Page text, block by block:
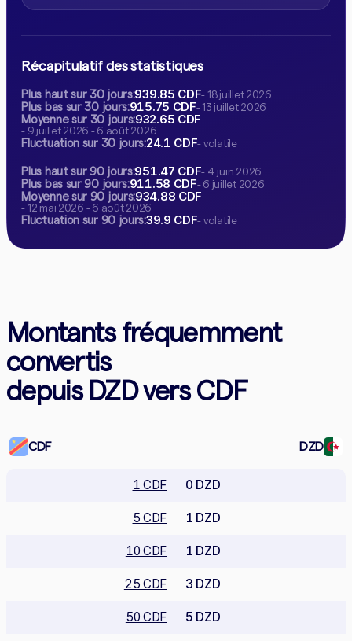
Récapitulatif des statistiques
Plus haut sur 30 jours:939.85 CDF- 18 juillet 2026
Plus bas sur 30 jours:915.75 CDF- 13 juillet 2026
Moyenne sur 30 jours:932.65 CDF
- 9 juillet 2026 - 6 août 2026
Fluctuation sur 30 jours:24.1 CDF- volatile
Plus haut sur 90 jours:951.47 CDF- 4 juin 2026
Plus bas sur 90 jours:911.58 CDF- 6 juillet 2026
Moyenne sur 90 jours:934.88 CDF
- 12 mai 2026 - 6 août 2026
Fluctuation sur 90 jours:39.9 CDF- volatile
Montants fréquemment
convertis
depuis DZD vers CDF
CDF DZD
1 CDF 0 DZD
5 CDF 1 DZD
10 CDF 1 DZD
25 CDF 3 DZD
50 CDF 5 DZD